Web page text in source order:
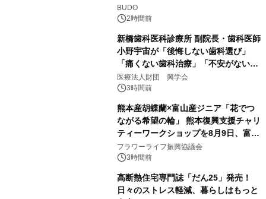
BUDO
2時間前
新橋歯科医科診療所 副院長・歯科医師
小野宇宙が「後悔しない歯科選び」
「痛くない歯科治療」「不安がない治
療計画」をテーマに専門監修
医療法人財団 興学会
3時間前
熊本産胡蝶蘭×富山産ジニア「花でつ
ながる希望の輪」 熊本復興支援チャリ
ティーワークショップを8月9日、富
山・射水で開催
フラワーライフ振興協議会
3時間前
高断熱住宅専門誌「だん25」発売！
日々のストレス軽減、暮らしはもっと